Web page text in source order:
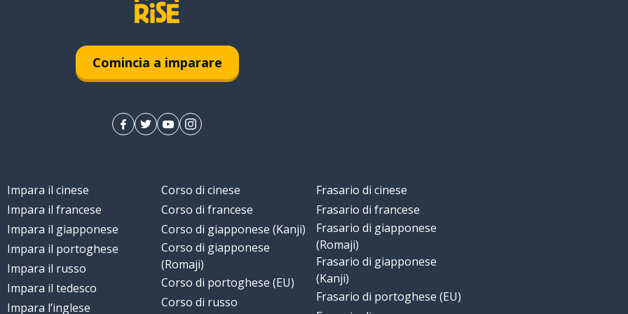
Comincia a imparare
Impara il cinese
Impara il francese
Impara il giapponese
Impara il portoghese
Impara il russo
Impara il tedesco
Impara l’inglese
Corso di cinese
Corso di francese
Corso di giapponese (Kanji)
Corso di giapponese
(Romaji)
Corso di portoghese (EU)
Corso di russo
Frasario di cinese
Frasario di francese
Frasario di giapponese
(Romaji)
Frasario di giapponese
(Kanji)
Frasario di portoghese (EU)